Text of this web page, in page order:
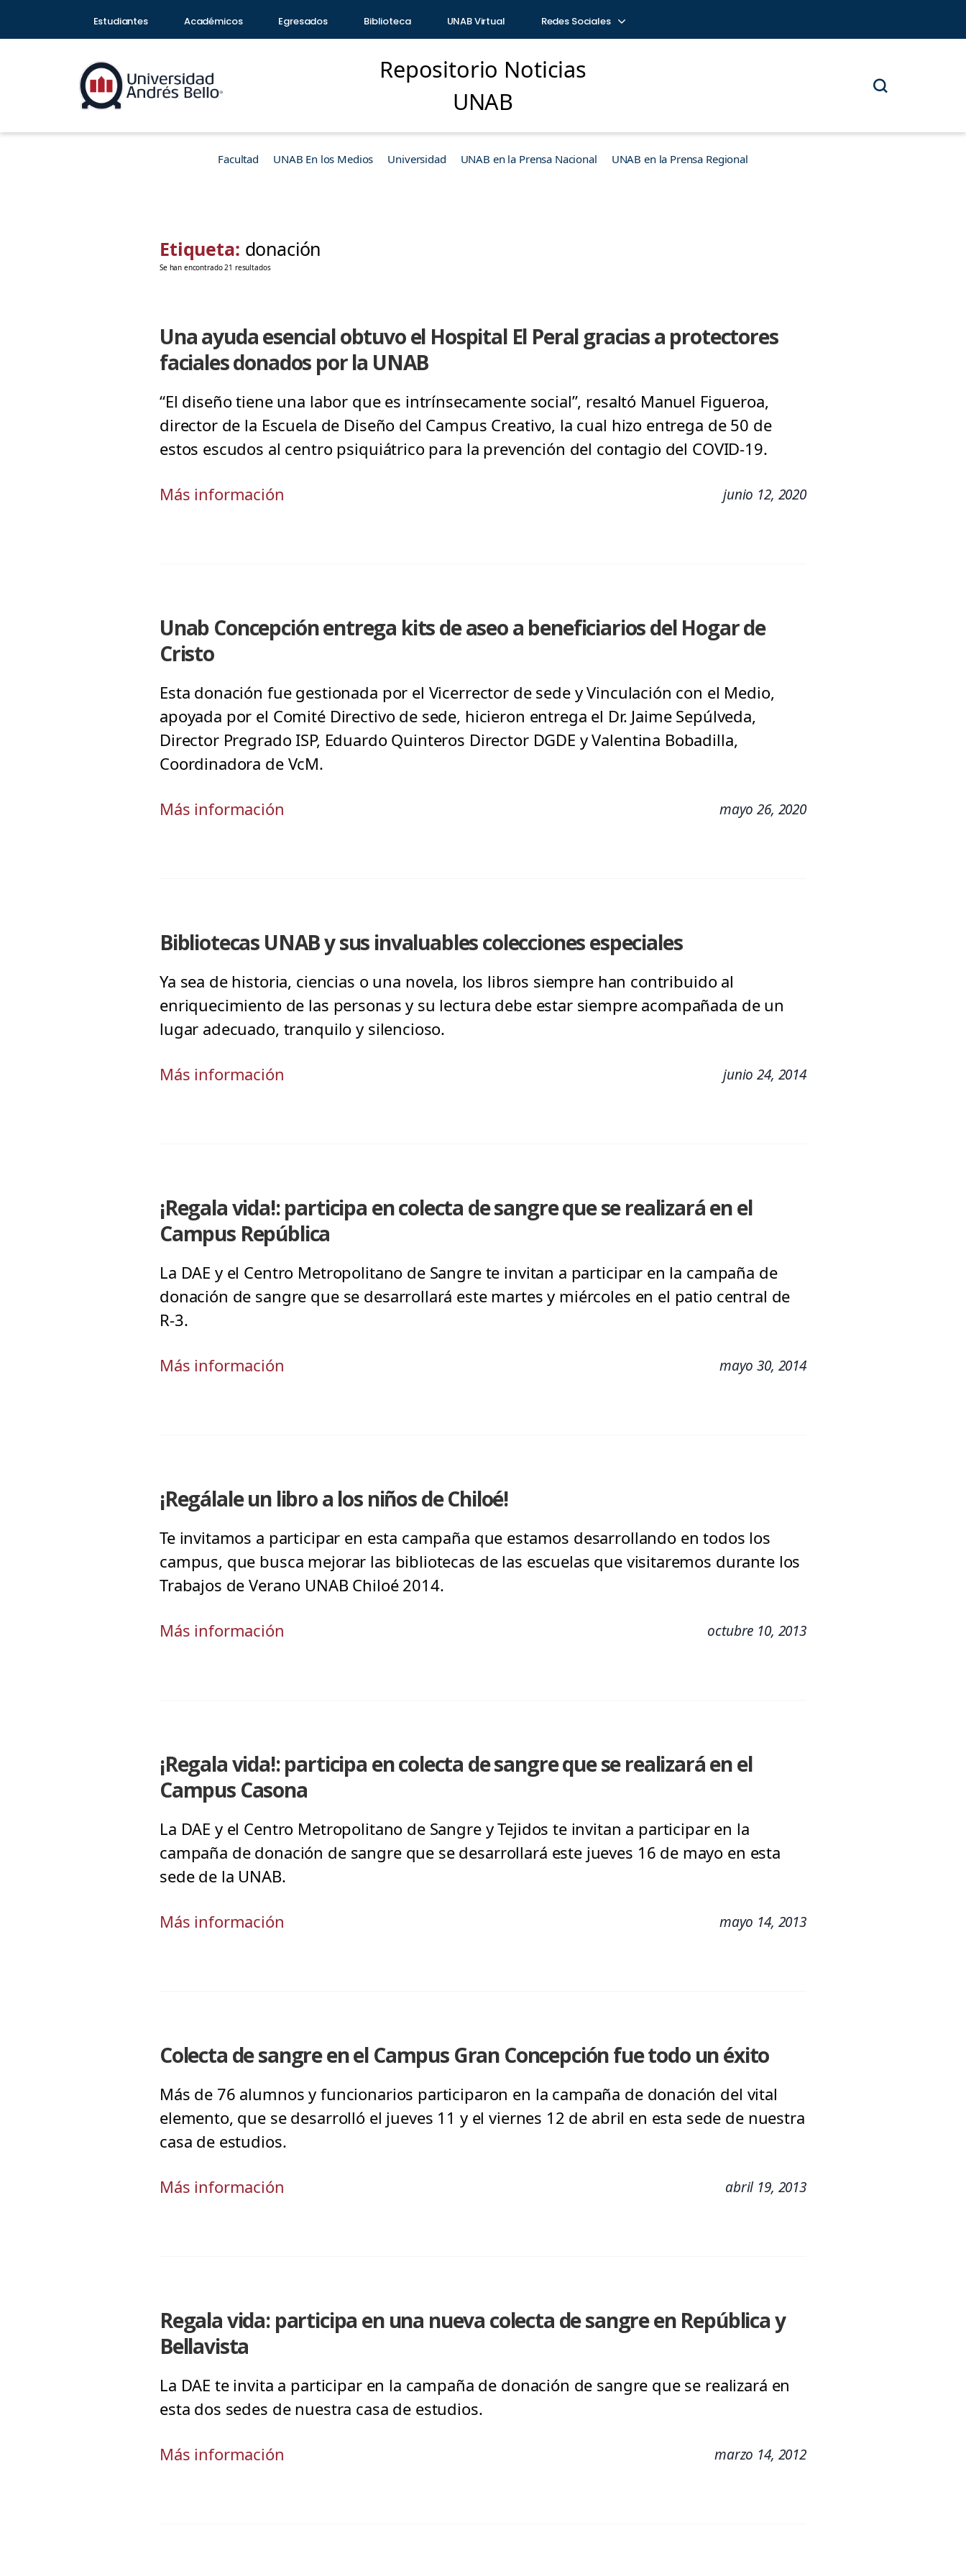
Estudiantes Académicos Egresados Biblioteca UNAB Virtual Redes Sociales
Repositorio Noticias
UNAB
Facultad UNAB En los Medios Universidad UNAB en la Prensa Nacional UNAB en la Prensa Regional
Etiqueta: donación
Se han encontrado 21 resultados
Una ayuda esencial obtuvo el Hospital El Peral gracias a protectores
faciales donados por la UNAB
“El diseño tiene una labor que es intrínsecamente social”, resaltó Manuel Figueroa,
director de la Escuela de Diseño del Campus Creativo, la cual hizo entrega de 50 de
estos escudos al centro psiquiátrico para la prevención del contagio del COVID-19.
Más información junio 12, 2020
Unab Concepción entrega kits de aseo a beneficiarios del Hogar de
Cristo
Esta donación fue gestionada por el Vicerrector de sede y Vinculación con el Medio,
apoyada por el Comité Directivo de sede, hicieron entrega el Dr. Jaime Sepúlveda,
Director Pregrado ISP, Eduardo Quinteros Director DGDE y Valentina Bobadilla,
Coordinadora de VcM.
Más información mayo 26, 2020
Bibliotecas UNAB y sus invaluables colecciones especiales
Ya sea de historia, ciencias o una novela, los libros siempre han contribuido al
enriquecimiento de las personas y su lectura debe estar siempre acompañada de un
lugar adecuado, tranquilo y silencioso.
Más información junio 24, 2014
¡Regala vida!: participa en colecta de sangre que se realizará en el
Campus República
La DAE y el Centro Metropolitano de Sangre te invitan a participar en la campaña de
donación de sangre que se desarrollará este martes y miércoles en el patio central de
R-3.
Más información mayo 30, 2014
¡Regálale un libro a los niños de Chiloé!
Te invitamos a participar en esta campaña que estamos desarrollando en todos los
campus, que busca mejorar las bibliotecas de las escuelas que visitaremos durante los
Trabajos de Verano UNAB Chiloé 2014.
Más información octubre 10, 2013
¡Regala vida!: participa en colecta de sangre que se realizará en el
Campus Casona
La DAE y el Centro Metropolitano de Sangre y Tejidos te invitan a participar en la
campaña de donación de sangre que se desarrollará este jueves 16 de mayo en esta
sede de la UNAB.
Más información mayo 14, 2013
Colecta de sangre en el Campus Gran Concepción fue todo un éxito
Más de 76 alumnos y funcionarios participaron en la campaña de donación del vital
elemento, que se desarrolló el jueves 11 y el viernes 12 de abril en esta sede de nuestra
casa de estudios.
Más información abril 19, 2013
Regala vida: participa en una nueva colecta de sangre en República y
Bellavista
La DAE te invita a participar en la campaña de donación de sangre que se realizará en
esta dos sedes de nuestra casa de estudios.
Más información marzo 14, 2012